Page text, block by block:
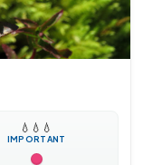
💧 💧 💧
IMPORTANT